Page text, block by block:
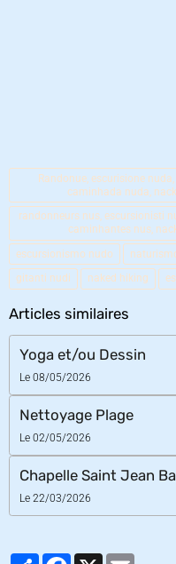
Randonue, escurisione
caminhada nuda,
randonneurs nus, escursionisti
caminhantes nus,
escursionismo nudo
gitanti nudi
naked hiking
Articles similaires
Yoga et/ou Dessin
Le 08/05/2026
Nettoyage Plage
Le 02/05/2026
Chapelle Saint Jean
Le 22/03/2026
Partager Facebook